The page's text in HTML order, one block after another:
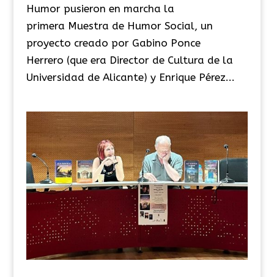
Humor pusieron en marcha la
primera Muestra de Humor Social, un
proyecto creado por Gabino Ponce
Herrero (que era Director de Cultura de la
Universidad de Alicante) y Enrique Pérez...